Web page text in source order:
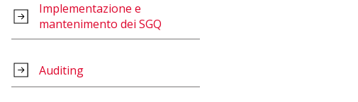
Implementazione e
mantenimento dei SGQ
Auditing